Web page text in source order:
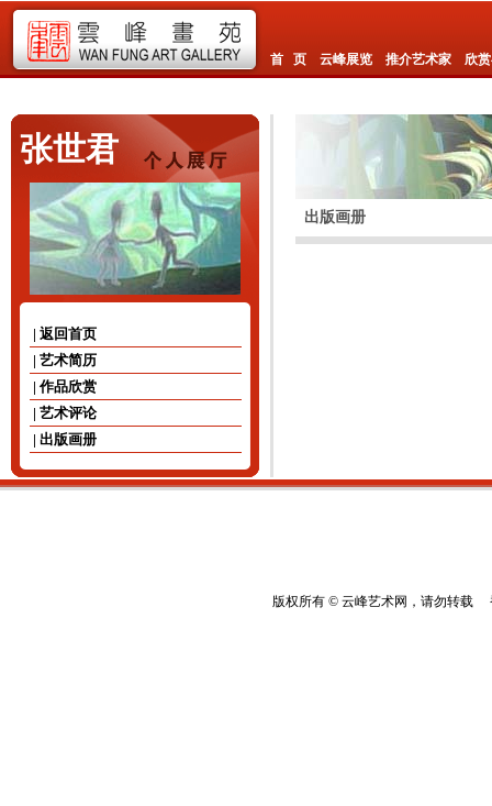
首 页 云峰展览 推介艺术家 欣
张世君
| 返回首页
| 艺术简历
| 作品欣赏
| 艺术评论
| 出版画册
出版画册
版权所有 © 云峰艺术网，请勿转载